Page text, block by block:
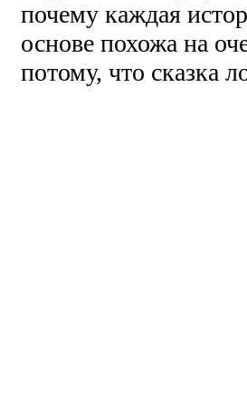
почему каждая
основе похожа на
потому, что сказка